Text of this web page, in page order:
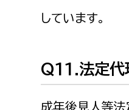
しています。
Q11.法定代
成年後見人等法